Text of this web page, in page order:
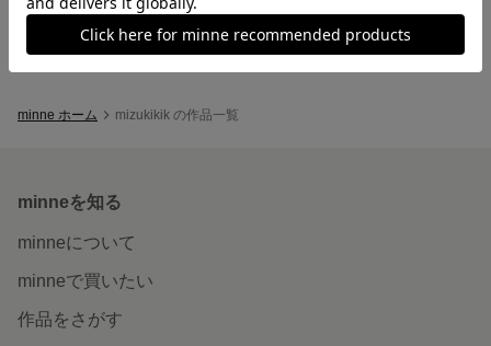
minne ホーム mizukikik の作品一覧
minneを知る
minneについて
minneで買いたい
作品をさがす